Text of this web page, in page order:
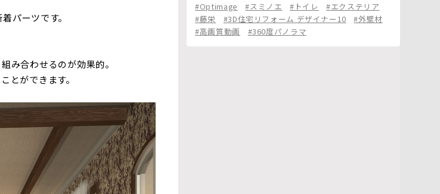
パーツです。
み合わせるのが効果的。
とができます。
#Optimage
#スミノエ #トイレ
#エクステリア
#藤栄
#3D住宅リフォーム デザイナー10
#外壁材
#高画質動画
#360度パノラマ